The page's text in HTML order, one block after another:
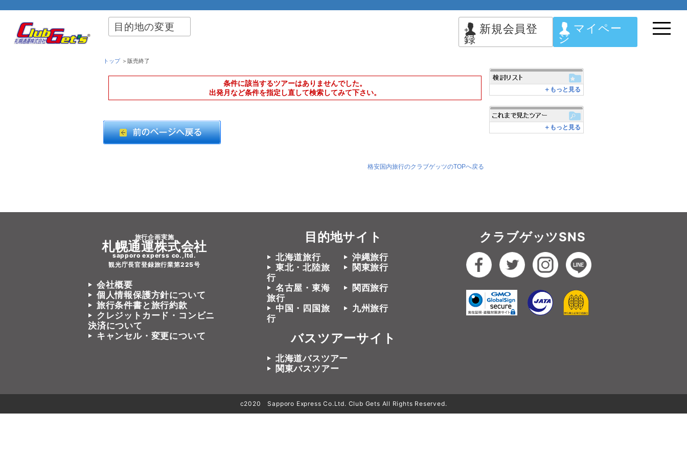
目的地の変更 新規会員登
録
マイペー
ジ
トップ＞販売終了
条件に該当するツアーはありませんでした。
出発月など条件を指定し直して検索してみて下さい。
格安国内旅行のクラブゲッツのTOPへ戻る
＋もっと見る
＋もっと見る
旅行企画実施
札幌通運株式会社
sapporo experss co.,ltd.
観光庁長官登録旅行業第225号
会社概要
個人情報保護方針について
旅行条件書と旅行約款
クレジットカード・コンビニ
決済について
キャンセル・変更について
目的地サイト
北海道旅行
沖縄旅行
東北・北陸旅
行
関東旅行
名古屋・東海
旅行
関西旅行
中国・四国旅
行
九州旅行
バスツアーサイト
北海道バスツアー
関東バスツアー
クラブゲッツSNS
c2020 Sapporo Express Co.Ltd. Club Gets All Rights Reserved.